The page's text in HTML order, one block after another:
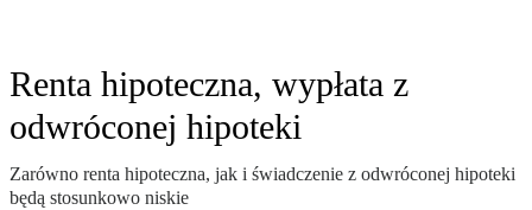
Renta hipoteczna, wypłata z
odwróconej hipoteki
Zarówno renta hipoteczna, jak i świadczenie z odwróconej hipoteki
będą stosunkowo niskie